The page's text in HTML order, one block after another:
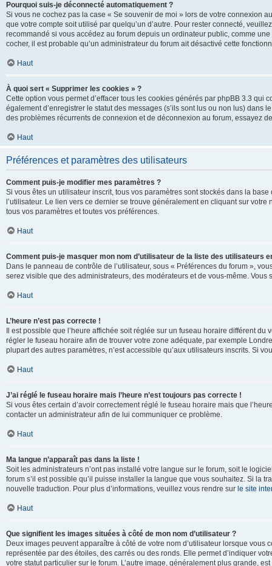
Pourquoi suis-je déconnecté automatiquement ?
Si vous ne cochez pas la case « Se souvenir de moi » lors de votre connexion
que votre compte soit utilisé par quelqu’un d’autre. Pour rester connecté,
recommandé si vous accédez au forum depuis un ordinateur public, comme
cocher, il est probable qu’un administrateur du forum ait désactivé cette
Haut
À quoi sert « Supprimer les cookies » ?
Cette option vous permet d’effacer tous les cookies générés par phpBB 3.3
également d’enregistrer le statut des messages (s’ils sont lus ou non lus)
des problèmes récurrents de connexion et de déconnexion au forum, essayez
Haut
Préférences et paramètres des utilisateurs
Comment puis-je modifier mes paramètres ?
Si vous êtes un utilisateur inscrit, tous vos paramètres sont stockés dans la
l’utilisateur. Le lien vers ce dernier se trouve généralement en cliquant sur
tous vos paramètres et toutes vos préférences.
Haut
Comment puis-je masquer mon nom d’utilisateur de la liste des utilisateurs
Dans le panneau de contrôle de l’utilisateur, sous « Préférences du forum »,
serez visible que des administrateurs, des modérateurs et de vous-même.
Haut
L’heure n’est pas correcte !
Il est possible que l’heure affichée soit réglée sur un fuseau horaire différent
régler le fuseau horaire afin de trouver votre zone adéquate, par exemple
plupart des autres paramètres, n’est accessible qu’aux utilisateurs inscrits. Si
Haut
J’ai réglé le fuseau horaire mais l’heure n’est toujours pas correcte !
Si vous êtes certain d’avoir correctement réglé le fuseau horaire mais que
contacter un administrateur afin de lui communiquer ce problème.
Haut
Ma langue n’apparaît pas dans la liste !
Soit les administrateurs n’ont pas installé votre langue sur le forum, soit le
forum s’il est possible qu’il puisse installer la langue que vous souhaitez. Si la
nouvelle traduction. Pour plus d’informations, veuillez vous rendre sur le site
Haut
Que signifient les images situées à côté de mon nom d’utilisateur ?
Deux images peuvent apparaître à côté de votre nom d’utilisateur lorsque
représentée par des étoiles, des carrés ou des ronds. Elle permet d’indiquer
votre statut particulier sur le forum. L’autre image, généralement plus grande,